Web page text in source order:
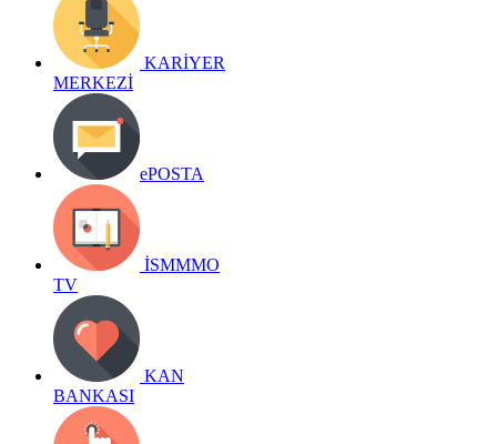
KARİYER
MERKEZİ
ePOSTA
İSMMMO
TV
KAN
BANKASI